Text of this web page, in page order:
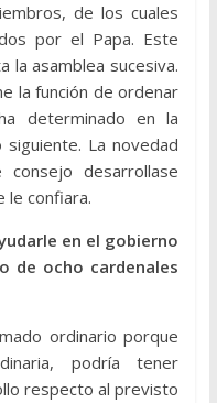
de los cuales
por el Papa. Este
la asamblea sucesiva.
la función de ordenar
determinado en la
La novedad
desarrollase
le confiara.
en el gobierno
de ocho cardenales
ordinario porque
podría tener
respecto al previsto